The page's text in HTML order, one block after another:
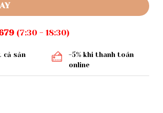
(7:30 - 18:30)
cả sản
-5% khi thanh toán
online